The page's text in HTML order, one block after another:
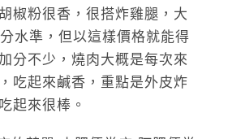
椒粉很香，很搭炸雞腿，大
水準，但以這樣價格就能得
分不少，燒肉大概是每次來
吃起來鹹香，重點是外皮炸
起來很棒。